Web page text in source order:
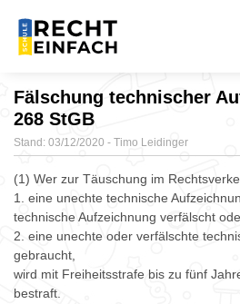
Fälschung technischer
268 StGB
Stand: 03/12/2020 - Timo Leidinger
(1) Wer zur Täuschung im
1. eine unechte technische
technische Aufzeichnung verfälscht
2. eine unechte oder verfälschte
gebraucht,
wird mit Freiheitsstrafe bis zu fünf
bestraft.